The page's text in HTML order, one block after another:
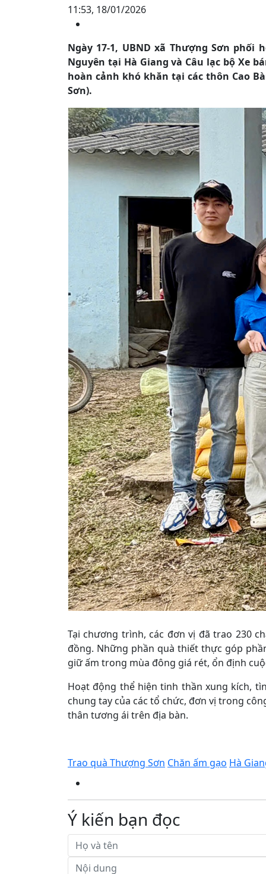
11:53, 18/01/2026
Ngày 17-1, UBND xã Thượng Sơn
Nguyên tại Hà Giang và Câu lạc bộ Xe
hoàn cảnh khó khăn tại các thôn Cao
Sơn).
Tại chương trình, các đơn vị đã trao 230
đồng. Những phần quà thiết thực góp
giữ ấm trong mùa đông giá rét, ổn định
Hoạt động thể hiện tinh thần xung kích,
chung tay của các tổ chức, đơn vị trong
thân tương ái trên địa bàn.
Trao quà Thượng Sơn Chăn ấm gạo Hà
Ý kiến bạn đọc